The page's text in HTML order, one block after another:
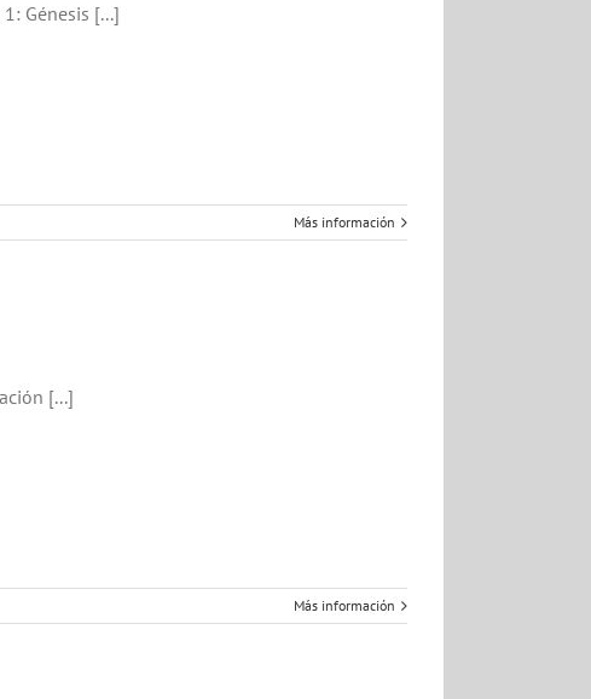
Génesis [...]
Más información
[...]
Más información